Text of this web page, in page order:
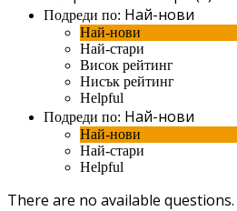
Подреди по: Най-нови
Най-нови
Най-стари
Висок рейтинг
Нисък рейтинг
Helpful
Подреди по: Най-нови
Най-нови
Най-стари
Helpful
There are no available questions.